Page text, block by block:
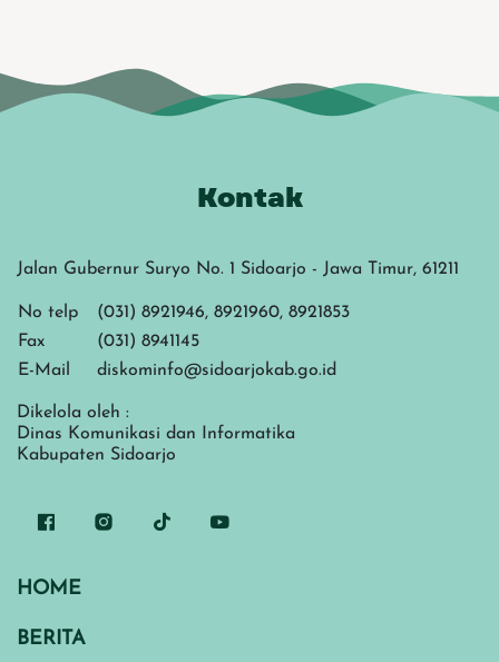
Kontak
Jalan Gubernur Suryo No. 1 Sidoarjo - Jawa Timur, 61211
No telp
(031) 8921946, 8921960, 8921853
Fax
(031) 8941145
E-Mail
diskominfo@sidoarjokab.go.id
Dikelola oleh :
Dinas Komunikasi dan Informatika
Kabupaten Sidoarjo
HOME
BERITA